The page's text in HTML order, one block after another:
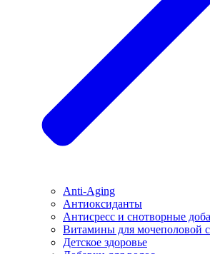
Anti-Aging
Антиоксиданты
Антисресс и снотворные
Витамины для мочеполовой
Детское здоровье